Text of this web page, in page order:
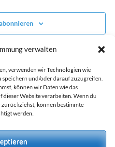
verwalten
verwenden wir Technologien wie
und/oder darauf zuzugreifen.
können wir Daten wie das
Website verarbeiten. Wenn du
können bestimmte
werden.